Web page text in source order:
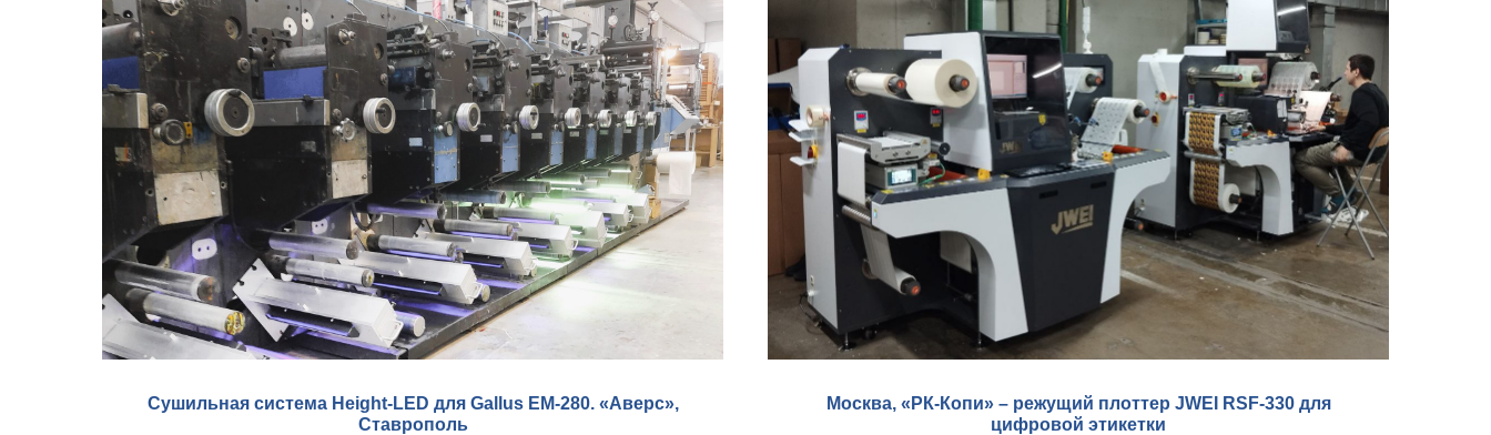
Сушильная система Height-LED для Gallus EM-280. «Аверс»,
Ставрополь
Москва, «РК-Копи» – режущий плоттер JWEI RSF-330 для
цифровой этикетки